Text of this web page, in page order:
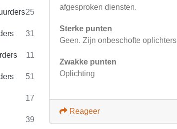
25
31
11
51
17
39
afgesproken diensten.
Sterke punten
Geen. Zijn onbeschofte oplichters
Zwakke punten
Oplichting
Reageer